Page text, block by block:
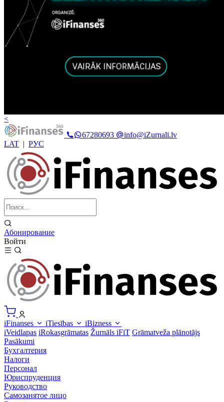
<
67280693
info@iZurnali.lv
LAT | РУС
Абонирование
Войти
iFinanses iTiesības
iBizness
iVeidlapas iRokasgrāmatas Žurnāls iFiT Grāmatveža plānotājs
Pasākumi
Бухгалтерия
Налоги
Персонал
Юриспруденция
Руководство
Самозанятое лицо